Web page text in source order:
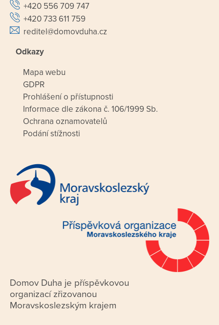
+420 556 709 747
+420 733 611 759
reditel@domovduha.cz
Odkazy
Mapa webu
GDPR
Prohlášení o přístupnosti
Informace dle zákona č. 106/1999 Sb.
Ochrana oznamovatelů
Podání stížnosti
Domov Duha je příspěvkovou
organizací zřizovanou
Moravskoslezským krajem